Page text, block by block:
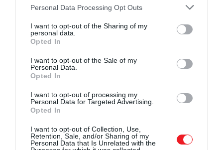
Please note that this website/app uses one or more Google
not limited to your visit or usage behaviour. You may click to
grant or deny consent to Google and its third-party tags to
use your data for below specified purposes in below Google
consent section.
Personal Data Processing Opt Outs
I want to opt-out of the Sharing of my
personal data.
Opted In
I want to opt-out of the Sale of my
Personal Data.
Opted In
I want to opt-out of processing my
Personal Data for Targeted Advertising.
Opted In
I want to opt-out of Collection, Use,
Retention, Sale, and/or Sharing of my
Personal Data that Is Unrelated with the
kerül, mikor elérkezik az idő. A híreket alátámasztja,
hogy Katalin hercegné kifejezetten jó emlékeket
őriz az ott töltött éveiről – egykori osztálytársa így
emlékezett vissza:
Katalin új diákként, a tanév közepén
érkezett. Azt hallottuk, hogy az előző
iskolájában nagyon csúnyán bántak vele, és
sápadt volt, szint alig volt önbizalma.